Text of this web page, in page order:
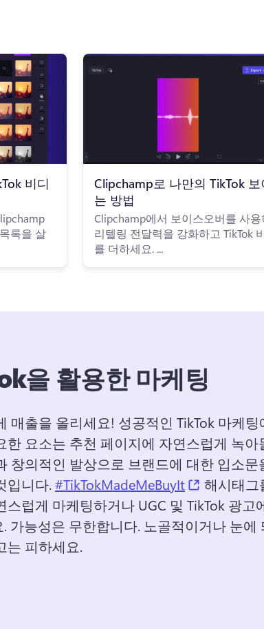
비디
록을 살
Clipchamp로 나만의 TikTok
는 방법
Clipchamp에서 보이스오버를 사
리텔링 전달력을 강화하고 TikTok
를 더하세요. ...
을 활용한 마케팅
매출을 올리세요! 성공적인 TikTok 마케팅
한 요소는 추천 페이지에 자연스럽게 녹아
창의적인 발상으로 브랜드에 대한 입소문
입니다. #TikTokMadeMeBuyIt (opens in
해시태그
스럽게 마케팅하거나 UGC 및 TikTok 광고
. 가능성은 무한합니다. 노골적이거나 눈에
는 피하세요.